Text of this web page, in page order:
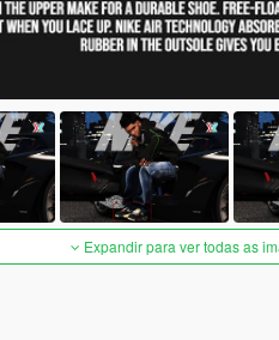
Expandir para ver todas as